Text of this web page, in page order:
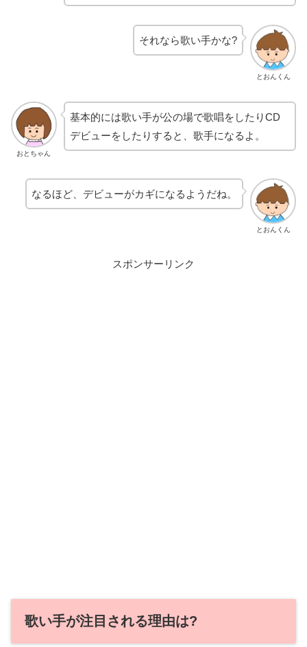
とおんくん
それなら歌い手かな?
おとちゃん
基本的には歌い手が公の場で歌唱をしたりCD
デビューをしたりすると、歌手になるよ。
とおんくん
なるほど、デビューがカギになるようだね。
スポンサーリンク
歌い手が注目される理由は?